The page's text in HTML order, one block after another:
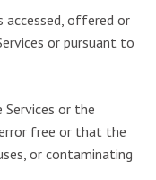
accessed, offered or
or pursuant to
or the
free or that the
or contaminating